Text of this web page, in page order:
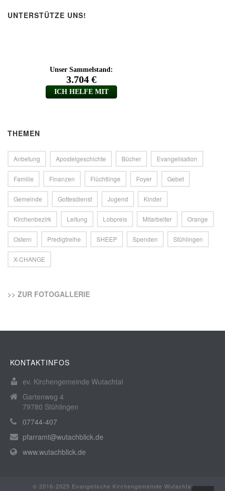
UNTERSTÜTZE UNS!
THEMEN
Anbetung Apostelgeschichte Bücher Evangelisation
Familie Finanzen Flüchtlinge Foyer Gebet
Gemeinde Gottesdienst Jugend Kinder
Kirchenbezirk Leitung Lobpreis Mitarbeiter Orange
Ostern Predigtreihe SHEEP Spenden Stühlingen
X-CHANGE
>> ZUR FOTOGALLERIE
KONTAKTINFOS
ev. Kirchengemeinde Wutachtal
Gartenweg 4
79780 Stühlingen
07744-407
pfarramt@wutachblick.de
www.wutachblick.de
© 2016-2025 Evangelische Kirchengemeinde Wutachtal